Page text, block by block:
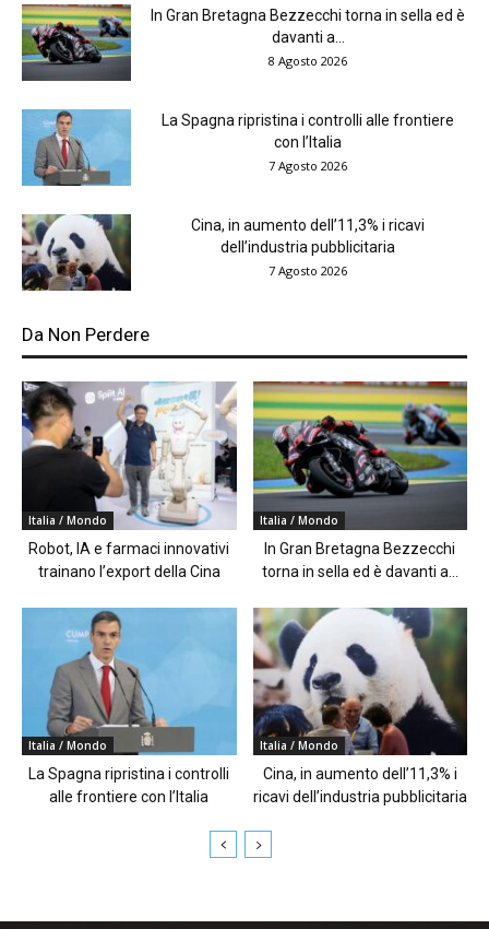
In Gran Bretagna Bezzecchi torna in sella ed è
davanti a...
8 Agosto 2026
La Spagna ripristina i controlli alle frontiere
con l’Italia
7 Agosto 2026
Cina, in aumento dell’11,3% i ricavi
dell’industria pubblicitaria
7 Agosto 2026
Da Non Perdere
Italia / Mondo
Robot, IA e farmaci innovativi
trainano l’export della Cina
Italia / Mondo
In Gran Bretagna Bezzecchi
torna in sella ed è davanti a...
Italia / Mondo
La Spagna ripristina i controlli
alle frontiere con l’Italia
Italia / Mondo
Cina, in aumento dell’11,3% i
ricavi dell’industria pubblicitaria